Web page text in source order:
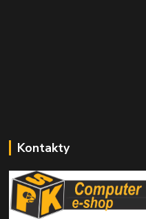
Kontakty